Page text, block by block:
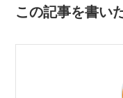
この記事を書い